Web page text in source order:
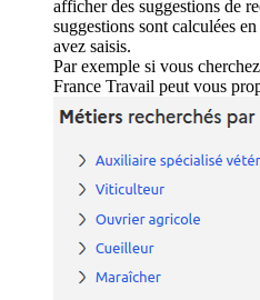
afficher des suggestions de
suggestions sont calculées
avez saisis.
Par exemple si vous
France Travail peut vous